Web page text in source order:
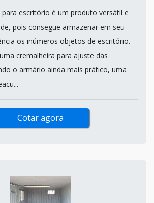
escritório é um produto versátil e
pois consegue armazenar em seu
os inúmeros objetos de escritório.
cremalheira para ajuste das
o armário ainda mais prático, uma
Cotar agora